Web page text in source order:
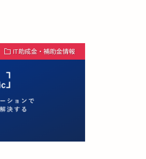
IT助成金・補助金情報